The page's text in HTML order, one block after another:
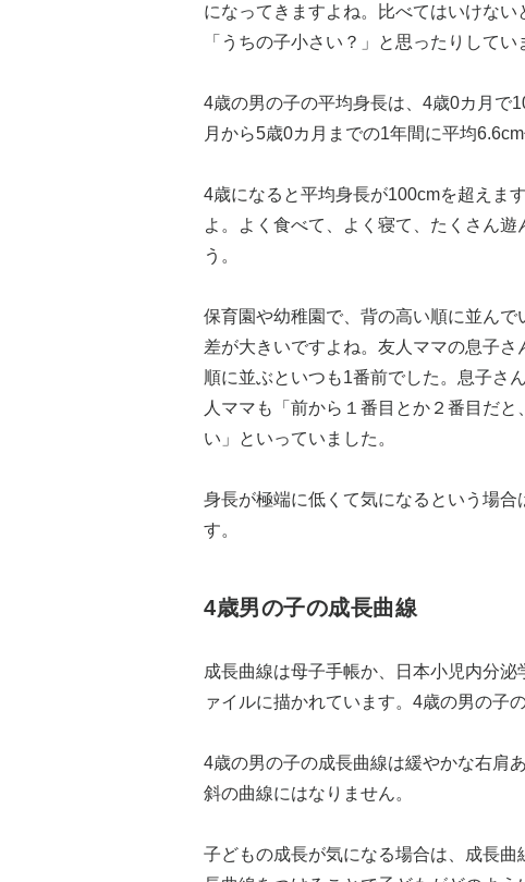
になってきますよね。比べてはいけない
「うちの子小さい？」と思ったりしてい
4歳の男の子の平均身長は、4歳0カ月で
月から5歳0カ月までの1年間に平均
4歳になると平均身長が100cmを超えま
よ。よく食べて、よく寝て、たくさん
う。
保育園や幼稚園で、背の高い順に並ん
差が大きいですよね。友人ママの息子
順に並ぶといつも1番前でした。息子さ
人ママも「前から１番目とか２番目だ
い」といっていました。
身長が極端に低くて気になるという場
す。
4歳男の子の成長曲線
成長曲線は母子手帳か、日本小児内分
ァイルに描かれています。4歳の男の子
4歳の男の子の成長曲線は緩やかな右肩
斜の曲線にはなりません。
子どもの成長が気になる場合は、成長